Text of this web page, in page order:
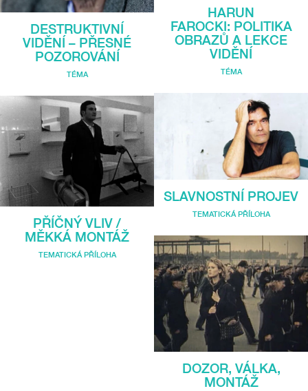
DESTRUKTIVNÍ
VIDĚNÍ – PŘESNÉ
POZOROVÁNÍ
TÉMA
PŘÍČNÝ VLIV /
MĚKKÁ MONTÁŽ
TEMATICKÁ PŘÍLOHA
HARUN
FAROCKI: POLITIKA
OBRAZŮ A LEKCE
VIDĚNÍ
TÉMA
SLAVNOSTNÍ PROJEV
TEMATICKÁ PŘÍLOHA
DOZOR, VÁLKA,
MONTÁŽ